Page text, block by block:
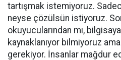
tartışmak istemiyoruz.
neyse çözülsün istiyoruz.
okuyucularından mı,
kaynaklanıyor bilmiyoruz
gerekiyor. İnsanlar mağdur